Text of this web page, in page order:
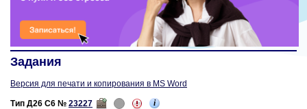
Задания
Версия для печати и копирования в MS Word
Тип Д26 C6 № 23227
i